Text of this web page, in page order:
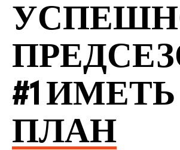
#1 ИМЕТЬ
ПЛАН